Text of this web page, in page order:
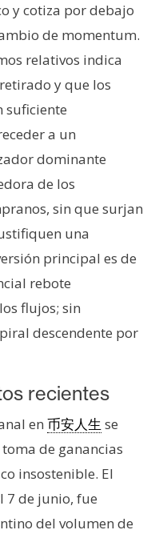
y cotiza por debajo
de momentum.
relativos indica
y que los
suficiente
a un
dominante
de los
sin que surjan
una
principal es de
rebote
flujos; sin
descendente por
recientes
en 币安人生 se
de ganancias
insostenible. El
7 de junio, fue
del volumen de